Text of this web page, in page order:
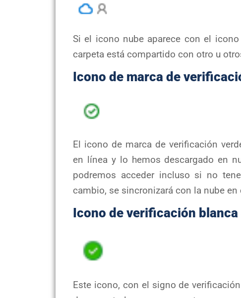
Si el icono nube aparece con el
carpeta está compartido con otro u
Icono de marca de
El icono de marca de verificación
en línea y lo hemos descargado en
podremos acceder incluso si no
cambio, se sincronizará con la nube
Icono de verificación
Este icono, con el signo de